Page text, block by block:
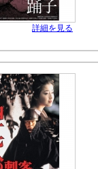
詳細を見る